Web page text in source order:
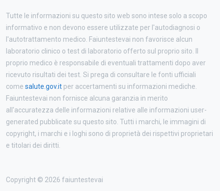
Tutte le informazioni su questo sito web sono intese solo a scopo
informativo e non devono essere utilizzate per l'autodiagnosi o
l'autotrattamento medico. Faiuntestevai non favorisce alcun
laboratorio clinico o test di laboratorio offerto sul proprio sito. Il
proprio medico è responsabile di eventuali trattamenti dopo aver
ricevuto risultati dei test. Si prega di consultare le fonti ufficiali
come salute.gov.it per accertamenti su informazioni mediche.
Faiuntestevai non fornisce alcuna garanzia in merito
all'accuratezza delle informazioni relative alle informazioni user-
generated pubblicate su questo sito. Tutti i marchi, le immagini di
copyright, i marchi e i loghi sono di proprietà dei rispettivi proprietari
e titolari dei diritti.
Copyright © 2026 faiuntestevai